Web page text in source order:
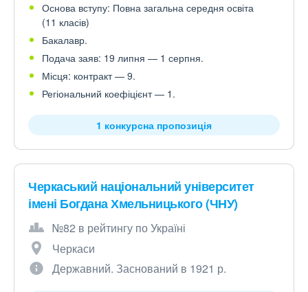
Основа вступу: Повна загальна середня освіта
(11 класів)
Бакалавр.
Подача заяв: 19 липня — 1 серпня.
Місця: контракт — 9.
Регіональний коефіцієнт — 1.
1 конкурсна пропозиція
Черкаський національний університет
імені Богдана Хмельницького (ЧНУ)
№82 в рейтингу по Україні
Черкаси
Державний. Заснований в 1921 р.